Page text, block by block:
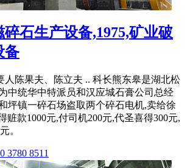
石生产设备,1975,矿业破
备
人陈果夫、陈立夫 .. 科长熊东皋是湖北松
中统华中特派员和汉应城石膏公司总经
坪镇一碎石场盗取两个碎石电机,卖给徐
赃款1000元,付司机200元,代圣喜得300元,
。
3780 8511